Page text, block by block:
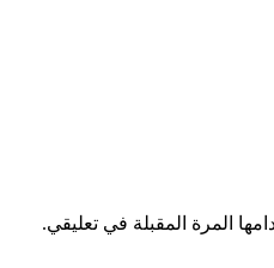
المرة المقبلة في تعليقي.